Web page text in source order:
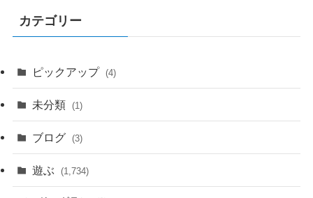
カテゴリー
ピックアップ (4)
未分類 (1)
ブログ (3)
遊ぶ (1,734)